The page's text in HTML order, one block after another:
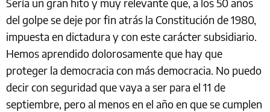
del golpe se deje por fin atrás la Constitución de 1980,
impuesta en dictadura y con este carácter subsidiario.
Hemos aprendido dolorosamente que hay que
proteger la democracia con más democracia. No puedo
decir con seguridad que vaya a ser para el 11 de
septiembre, pero al menos en el año en que se cumplen